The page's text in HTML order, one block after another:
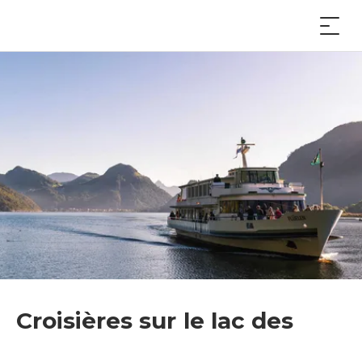
Croisières sur le lac des